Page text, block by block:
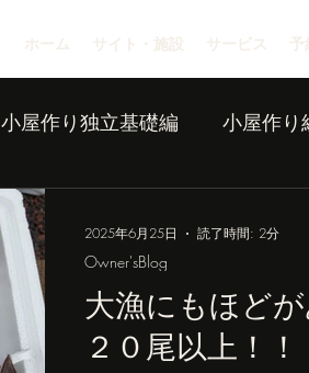
ホーム サイト・施設 サービス 予
小屋作り独立基礎編 小屋作り
大漁にもほど
２０尾以上！！
Owner'sBlog
2025年6月25日 読了時間: 2分